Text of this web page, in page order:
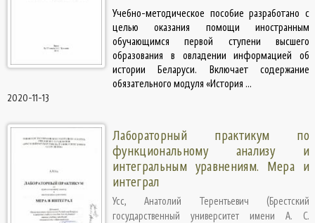
Учебно-методическое пособие разработано с
целью оказания помощи иностранным
обучающимся первой ступени высшего
образования в овладении информацией об
истории Беларуси. Включает содержание
обязательного модуля «История ...
2020-11-13
Лабораторный практикум по
функциональному анализу и
интегральным уравнениям. Мера и
интеграл
Усс, Анатолий Терентьевич (Брестский
государственный университет имени А. С.